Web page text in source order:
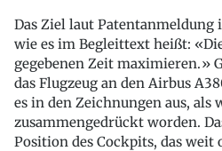
Das Ziel laut Patentanmeldung
wie es im Begleittext heißt:
gegebenen Zeit maximieren.»
das Flugzeug an den Airbus
es in den Zeichnungen aus, als
zusammengedrückt worden.
Position des Cockpits, das weit